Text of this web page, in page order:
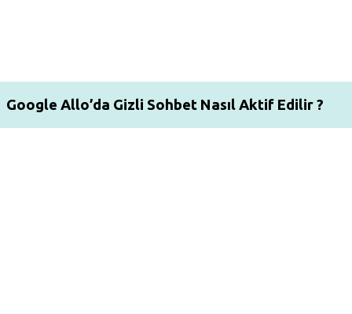
Google Allo’da Gizli Sohbet Nasıl Aktif Edilir ?